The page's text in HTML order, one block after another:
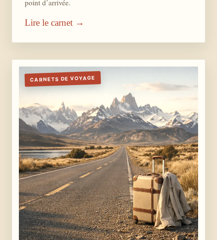
point d’arrivée.
Lire le carnet →
CARNETS DE VOYAGE